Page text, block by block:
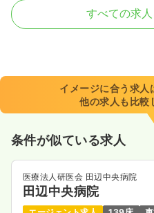
オペ室(手術室)正・准看
8:30～17:30（休憩60分）
土日祝休み
年間休日120日
すべての求
イメージに合う求人
他の求人も比較
条件が似ている求人
医療法人研医会 田辺中央病院
田辺中央病院